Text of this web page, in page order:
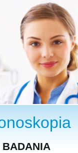
BADANIA